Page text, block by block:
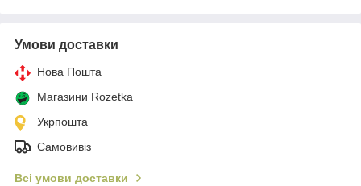
Умови доставки
Нова Пошта
Магазини Rozetka
Укрпошта
Самовивіз
Всі умови доставки